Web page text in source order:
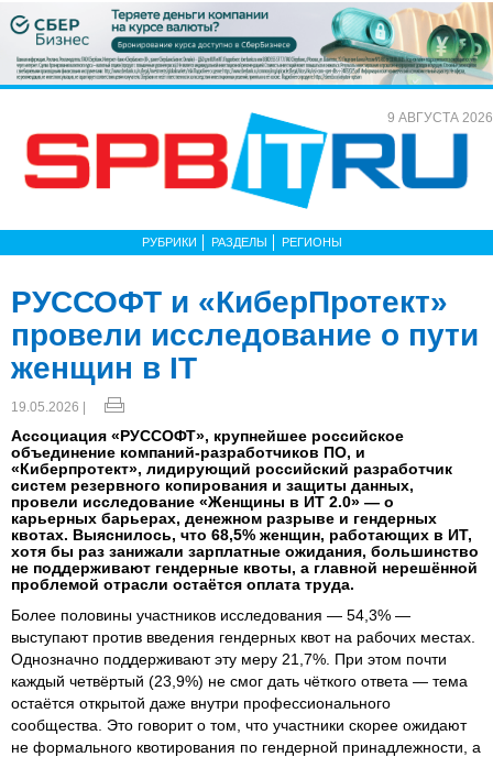
9 АВГУСТА 2026
РУБРИКИ РАЗДЕЛЫ РЕГИОНЫ
РУССОФТ и «КиберПротект»
провели исследование о пути
женщин в IT
19.05.2026 |
Ассоциация «РУССОФТ», крупнейшее российское
объединение компаний-разработчиков ПО, и
«Киберпротект», лидирующий российский разработчик
систем резервного копирования и защиты данных,
провели исследование «Женщины в ИТ 2.0» — о
карьерных барьерах, денежном разрыве и гендерных
квотах. Выяснилось, что 68,5% женщин, работающих в ИТ,
хотя бы раз занижали зарплатные ожидания, большинство
не поддерживают гендерные квоты, а главной нерешённой
проблемой отрасли остаётся оплата труда.
Более половины участников исследования — 54,3% —
выступают против введения гендерных квот на рабочих местах.
Однозначно поддерживают эту меру 21,7%. При этом почти
каждый четвёртый (23,9%) не смог дать чёткого ответа — тема
остаётся открытой даже внутри профессионального
сообщества. Это говорит о том, что участники скорее ожидают
не формального квотирования по гендерной принадлежности, а